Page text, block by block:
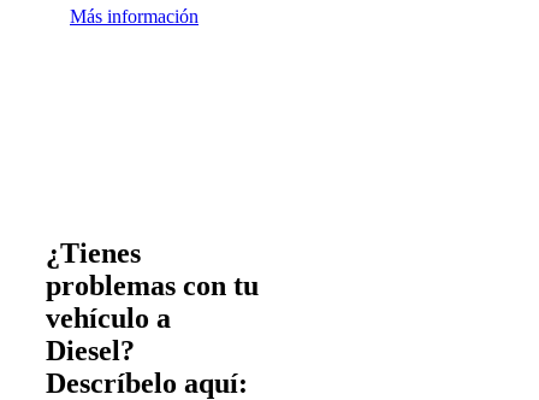
Más información
¿Tienes
problemas con tu
vehículo a
Diesel?
Descríbelo aquí: